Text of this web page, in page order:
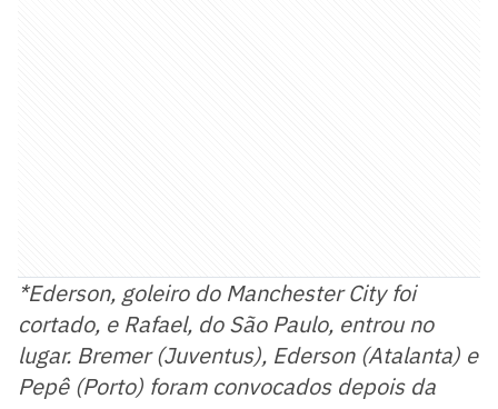
*Ederson, goleiro do Manchester City foi
cortado, e Rafael, do São Paulo, entrou no
lugar. Bremer (Juventus), Ederson (Atalanta) e
Pepê (Porto) foram convocados depois da